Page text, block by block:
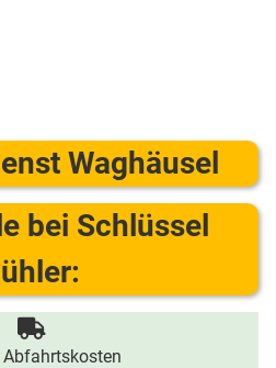
Waghäusel
bei Schlüssel
Abfahrtskosten